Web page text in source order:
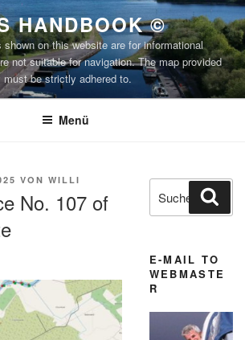
HANDBOOK ©
on this website are for informational
not suitable for navigation. The map provided
be strictly adhered to.
Menü
VON WILLI
No. 107 of
Suchen
nach:
E-MAIL TO
WEBMASTE
R